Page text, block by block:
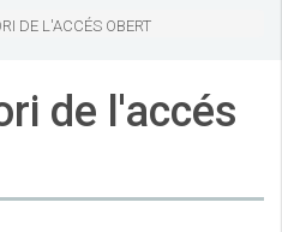
DE L'ACCÉS OBERT
de l'accés